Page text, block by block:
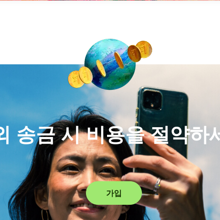
송금 시 비용을 절약하
가입